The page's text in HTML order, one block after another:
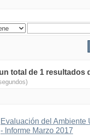
total de 1
Evaluación del Ambiente
- Informe Marzo 2017